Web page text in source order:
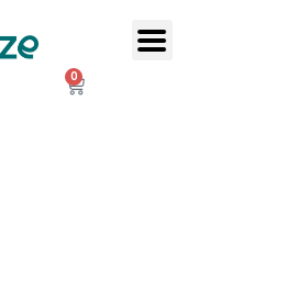
0